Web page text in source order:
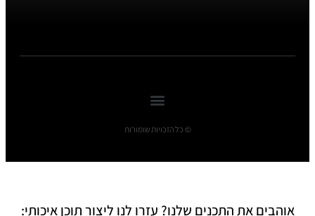
© כל הזכויות שומורות
אוהבים את התכנים שלנו? עזרו לנו ליצור תוכן איכותי: